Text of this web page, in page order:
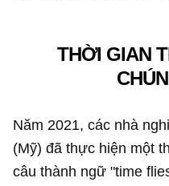
THỜI GIAN
Năm 2021, các nhà
(Mỹ) đã thực hiện một
câu thành ngữ "time